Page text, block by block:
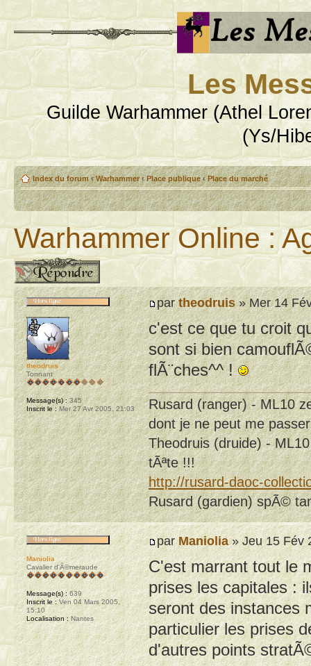
Les
Guilde Warhammer (Athel
(Ys/
Index du forum ‹ Warhammer ‹ Place publique ‹ Place du marché
Warhammer Online :
Publier une réponse
partheodruis» Mer 14
c'est ce que tu croit
sont si bien
flÃ¨ches^^ !
Rusard (ranger) - ML10
dont je ne peut me
Theodruis (druide) -
tÃªte !!!
http://rusard-daoc-
Rusard (gardien) spÃ©
theodruis
Tonnant
Message(s) :345
Inscrit le :Mer 27 Avr 2005, 21:03
parManiolia» Jeu 15 Fév
C'est marrant tout le
prises les capitales :
seront des instances
particulier les prises
d'autres points
Maniolia
Cavalier d'Ã©meraude
Message(s) :639
Inscrit le :Ven 04 Mars 2005,
15:10
Localisation :Nantes